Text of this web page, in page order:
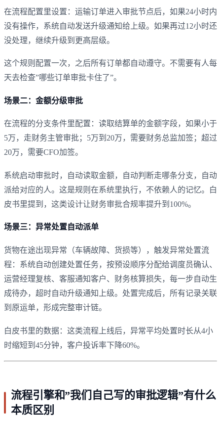
在流程配置里设置：运输订单进入审批节点后，如果24小时内
没有操作，系统自动发送升级通知给上级。如果再过12小时还
没处理，继续升级到更高层级。
这个规则配置一次，之后所有订单都自动遵守。不需要有人每
天去检查”哪些订单审批卡住了”。
场景二：金额分级审批
在流程的分支条件里配置：读取结算单的金额字段，如果小于
5万，走财务主管审批；5万到20万，需要财务总监加签；超过
20万，需要CFO加签。
系统启动审批时，自动读取金额，自动判断走哪条分支，自动
派给对应的人。这是规则在系统里执行，不依赖人的记忆。白
皮书里提到，这类设计让财务审批合规率提升到100%。
场景三：异常处置自动派单
货物在途出现异常（车辆故障、货损等），触发异常处置流
程：系统自动创建处置任务，按预设顺序分配给调度员确认、
运营经理复核、客服通知客户、财务核算损失，每一步自动生
成待办，超时自动升级通知上级。处置完成后，所有记录关联
到原运单，形成完整审计链。
白皮书里的数据：这类流程上线后，异常平均处置时长从4小
时缩短到45分钟，客户投诉率下降60%。
流程引擎和”我们自己写的审批逻辑”有什么
本质区别